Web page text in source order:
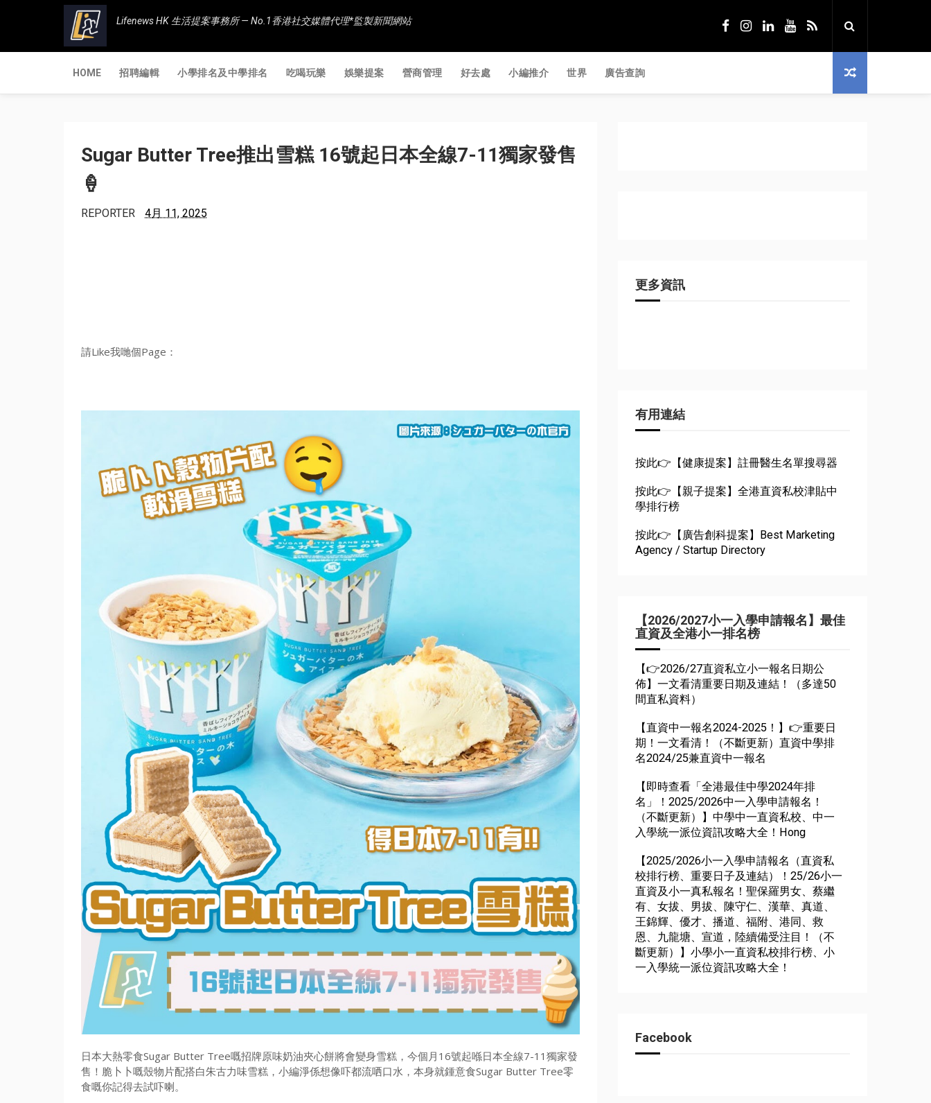
Lifenews HK 生活提案事務所 — No.1香港社交媒體代理*監製新聞網站
HOME 招聘編輯 小學排名及中學排名 吃喝玩樂 娛樂提案 營商管理 好去處 小編推介 世界 廣告查詢
Sugar Butter Tree推出雪糕 16號起日本全線7-11獨家發售
🍦
REPORTER 4月 11, 2025
請Like我哋個Page：
日本大熱零食Sugar Butter Tree嘅招牌原味奶油夾心餅將會變身雪糕，今個月16號起喺日本全線7-11獨家發
售！脆卜卜嘅殼物片配搭白朱古力味雪糕，小編淨係想像吓都流哂口水，本身就鍾意食Sugar Butter Tree零
食嘅你記得去試吓喇。
更多資訊
有用連結
按此👉【健康提案】註冊醫生名單搜尋器
按此👉【親子提案】全港直資私校津貼中
學排行榜
按此👉【廣告創科提案】Best Marketing
Agency / Startup Directory
【2026/2027小一入學申請報名】最佳
直資及全港小一排名榜
【👉2026/27直資私立小一報名日期公
佈】一文看清重要日期及連結！（多達50
間直私資料）
【直資中一報名2024-2025！】👉重要日
期！一文看清！（不斷更新）直資中學排
名2024/25兼直資中一報名
【即時查看「全港最佳中學2024年排
名」！2025/2026中一入學申請報名！
（不斷更新）】中學中一直資私校、中一
入學統一派位資訊攻略大全！Hong
【2025/2026小一入學申請報名（直資私
校排行榜、重要日子及連結）！25/26小一
直資及小一真私報名！聖保羅男女、蔡繼
有、女拔、男拔、陳守仁、漢華、真道、
王錦輝、優才、播道、福附、港同、救
恩、九龍塘、宣道，陸續備受注目！（不
斷更新）】小學小一直資私校排行榜、小
一入學統一派位資訊攻略大全！
Facebook